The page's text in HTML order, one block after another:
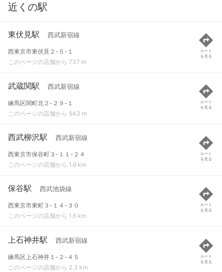
近くの駅
東伏見駅 西武新宿線
西東京市東伏見２-５-１
このページの店舗から 737 m
ルート
を見る
武蔵関駅 西武新宿線
練馬区関町北２-２９-１
このページの店舗から 943 m
ルート
を見る
西武柳沢駅 西武新宿線
西東京市保谷町３-１１-２４
このページの店舗から 1.6 km
ルート
を見る
保谷駅 西武池袋線
西東京市東町３-１４-３０
このページの店舗から 1.6 km
ルート
を見る
上石神井駅 西武新宿線
練馬区上石神井１-２-４５
このページの店舗から 2.3 km
ルート
を見る